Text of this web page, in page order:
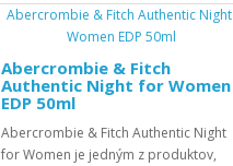
Abercrombie & Fitch
Authentic Night for Women
EDP 50ml
Abercrombie & Fitch Authentic Night
for Women je jedným z produktov,